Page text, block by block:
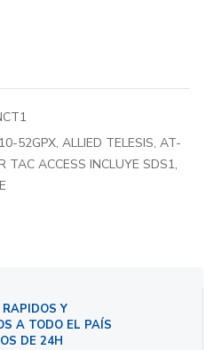
52GPX, ALLIED TELESIS, AT-
TAC ACCESS INCLUYE SDS1,
Y
A TODO EL PAÍS
DE 24H